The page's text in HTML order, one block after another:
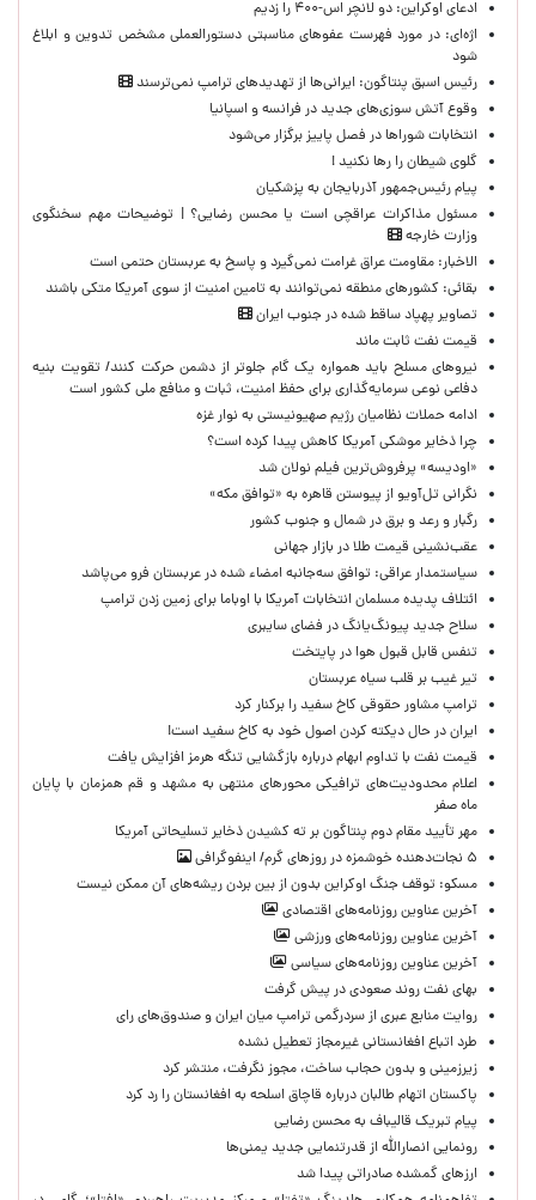
ادعای اوکراین: دو لانچر اس-۴۰۰ را زدیم
اژه‌ای: در مورد فهرست عفوهای مناسبتی دستورالعملی مشخص تدوین و ابلاغ
شود
رئیس اسبق پنتاگون: ایرانی‌ها از تهدیدهای ترامپ نمی‌ترسند
وقوع آتش سوزی‌های جدید در فرانسه و اسپانیا
انتخابات شوراها در فصل پاییز برگزار می‌شود
گلوی شیطان را رها نکنید !
پیام رئیس‌جمهور آذربایجان به پزشکیان
مسئول مذاکرات عراقچی است یا محسن رضایی؟ | توضیحات مهم سخنگوی
وزارت خارجه
الاخبار: مقاومت عراق غرامت نمی‌گیرد و پاسخ به عربستان حتمی است
بقائی: کشورهای منطقه نمی‌توانند به تامین امنیت از سوی آمریکا متکی باشند
تصاویر پهپاد ساقط شده در جنوب ایران
قیمت نفت ثابت ماند
نیروهای مسلح باید همواره یک گام جلوتر از دشمن حرکت کنند/ تقویت بنیه
دفاعی نوعی سرمایه‌گذاری برای حفظ امنیت، ثبات و منافع ملی کشور است
ادامه حملات نظامیان رژیم صهیونیستی به نوار غزه
چرا ذخایر موشکی آمریکا کاهش پیدا کرده است؟
«اودیسه» پرفروش‌ترین فیلم نولان شد
نگرانی تل‌آویو از پیوستن قاهره به «توافق مکه»
رگبار و رعد و برق در شمال و جنوب کشور
عقب‌نشینی قیمت طلا در بازار جهانی
سیاستمدار عراقی: توافق سه‌جانبه امضاء شده در عربستان فرو می‌پاشد
ائتلاف پدیده مسلمان انتخابات آمریکا با اوباما برای زمین زدن ترامپ
سلاح جدید پیونگ‌یانگ در فضای سایبری
تنفس قابل قبول هوا در پایتخت
تیر غیب بر قلب سیاه عربستان
ترامپ مشاور حقوقی کاخ سفید را برکنار کرد
ایران در حال دیکته کردن اصول خود به کاخ سفید است!
قیمت نفت با تداوم ابهام درباره بازگشایی تنگه هرمز افزایش یافت
اعلام محدودیت‌های ترافیکی محورهای منتهی به مشهد و قم همزمان با پایان
ماه صفر
مهر تأیید مقام دوم پنتاگون بر ته کشیدن ذخایر تسلیحاتی آمریکا
۵ نجات‌دهنده خوشمزه در روزهای گرم/ اینفوگرافی
مسکو: توقف جنگ اوکراین بدون از بین بردن ریشه‌های آن ممکن نیست
آخرین عناوین روزنامه‌های اقتصادی
آخرین عناوین روزنامه‌های ورزشی
آخرین عناوین روزنامه‌های سیاسی
بهای نفت روند صعودی در پیش گرفت
روایت منابع عبری از سردرگمی ترامپ میان ایران و صندوق‌های رای
طرد اتباع افغانستانی غیرمجاز تعطیل نشده
زیرزمینی و بدون حجاب ساخت، مجوز نگرفت، منتشر کرد
پاکستان اتهام طالبان درباره قاچاق اسلحه به افغانستان را رد کرد
پیام تبریک قالیباف به محسن رضایی
رونمایی انصارالله از قدرتنمایی جدید یمنی‌ها
ارزهای گمشده صادراتی پیدا شد